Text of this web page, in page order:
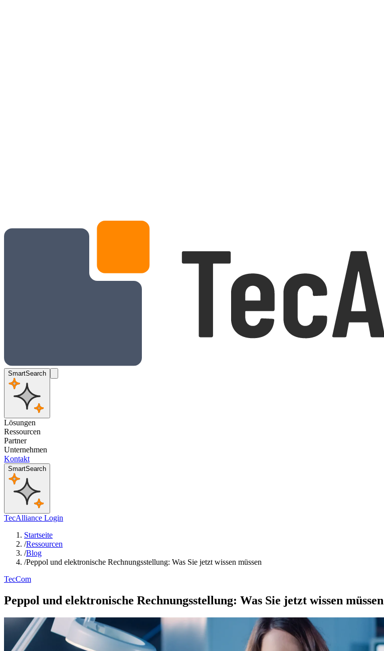
SmartSearch
Lösungen
Ressourcen
Partner
Unternehmen
Kontakt
SmartSearch
TecAlliance Login
Startseite
/Ressourcen
/Blog
/Peppol und elektronische Rechnungsstellung: Was Sie jetzt wissen müssen
TecCom
Peppol und elektronische Rechnungsstellung: Was Sie jetzt wissen müssen